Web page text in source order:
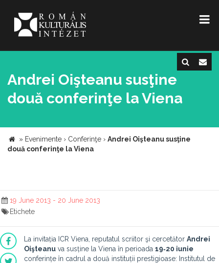
Andrei Oişteanu susţine
două conferinţe la Viena
» Evenimente › Conferinţe › Andrei Oişteanu susţine
două conferinţe la Viena
19 June 2013 - 20 June 2013
Etichete
La invitația ICR Viena, reputatul scriitor şi cercetător Andrei
Oişteanu va susține la Viena în perioada 19‐20 iunie
conferințe în cadrul a două instituții prestigioase: Institutul de